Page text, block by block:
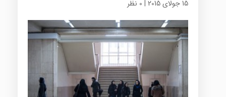
15 جولای 2015 | 0 نظر